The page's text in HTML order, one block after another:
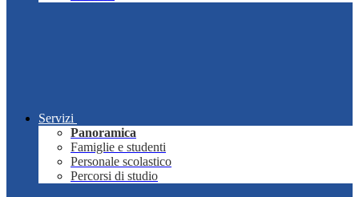
Servizi
Panoramica
Famiglie e studenti
Personale scolastico
Percorsi di studio